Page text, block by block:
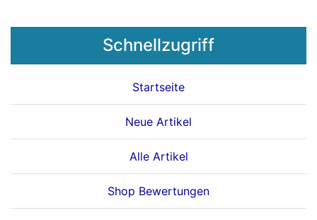
Schnellzugriff
Startseite
Neue Artikel
Alle Artikel
Shop Bewertungen